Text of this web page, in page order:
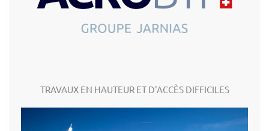
TRAVAUX EN HAUTEUR ET D'ACCÈS DIFFICILES